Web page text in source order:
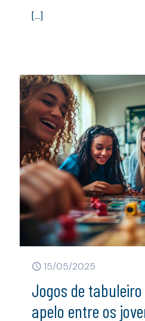
[…]
15/05/2025
Jogos de
apelo entre os